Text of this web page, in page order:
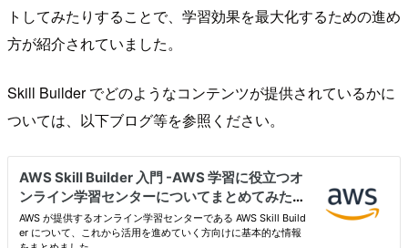
トしてみたりすることで、学習効果を最大化するための進め
方が紹介されていました。
Skill Builder でどのようなコンテンツが提供されているかに
ついては、以下ブログ等を参照ください。